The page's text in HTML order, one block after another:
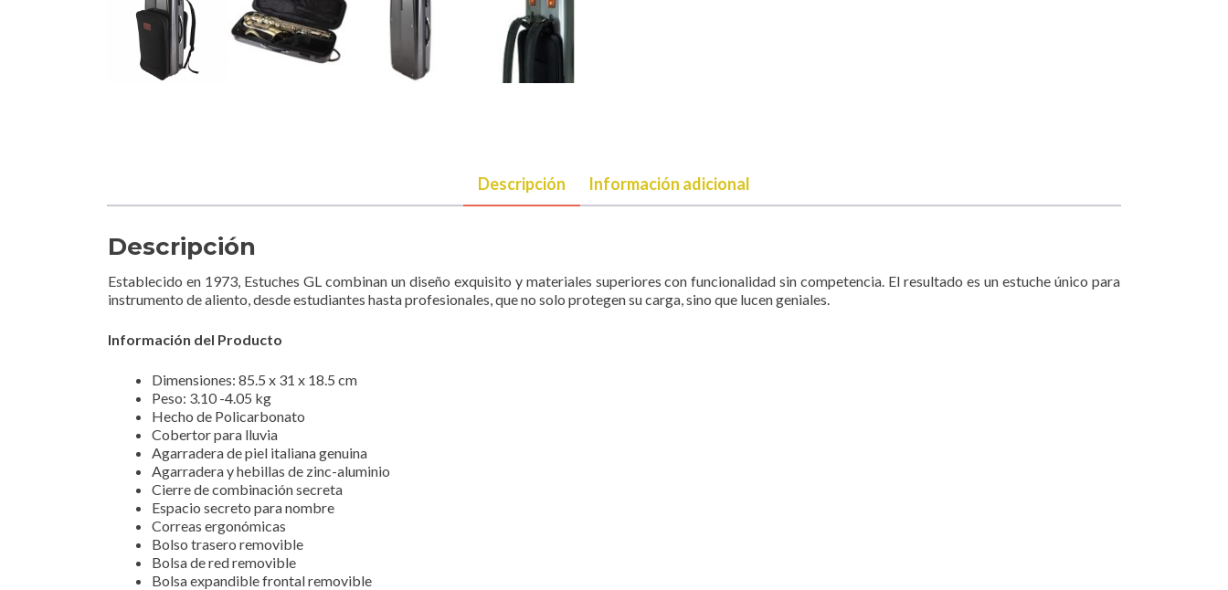
Descripción Información adicional
Descripción
Establecido en 1973, Estuches GL combinan un diseño exquisito y materiales superiores con funcionalidad sin competencia. El resultado es un estuche único para
instrumento de aliento, desde estudiantes hasta profesionales, que no solo protegen su carga, sino que lucen geniales.
Información del Producto
Dimensiones: 85.5 x 31 x 18.5 cm
Peso: 3.10 -4.05 kg
Hecho de Policarbonato
Cobertor para lluvia
Agarradera de piel italiana genuina
Agarradera y hebillas de zinc-aluminio
Cierre de combinación secreta
Espacio secreto para nombre
Correas ergonómicas
Bolso trasero removible
Bolsa de red removible
Bolsa expandible frontal removible